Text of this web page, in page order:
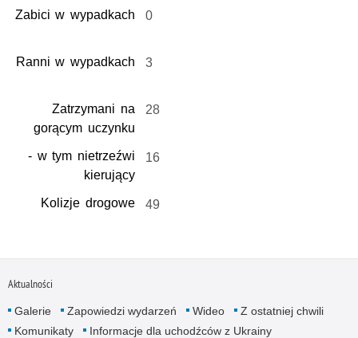
Zabici w wypadkach 0
Ranni w wypadkach 3
Zatrzymani na
gorącym uczynku
28
- w tym nietrzeźwi
kierujący
16
Kolizje drogowe 49
Aktualności
Galerie Zapowiedzi wydarzeń Wideo
Z ostatniej chwili
Komunikaty
Informacje dla uchodźców z Ukrainy